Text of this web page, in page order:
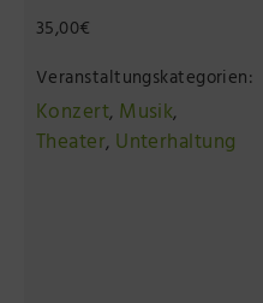
35,00€
Veranstaltungskategorien:
Konzert, Musik,
Theater, Unterhaltung